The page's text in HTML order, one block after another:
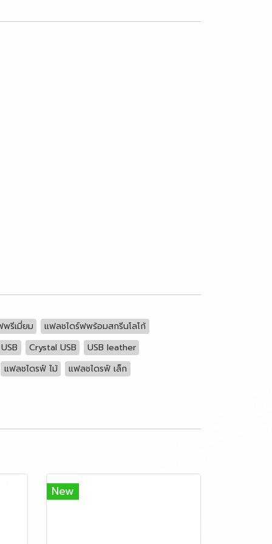
รีเมี่ยม
แฟลชไดร์ฟพร้อมสกรีนโลโก้
Crystal USB
USB leather
แฟลชไดรฟ์ ไม้
แฟลชไดรฟ์ เล็ก
New